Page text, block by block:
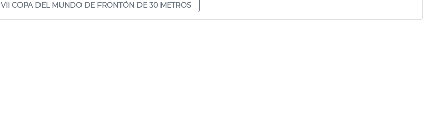
VII COPA DEL MUNDO DE FRONTÓN DE 30 METROS